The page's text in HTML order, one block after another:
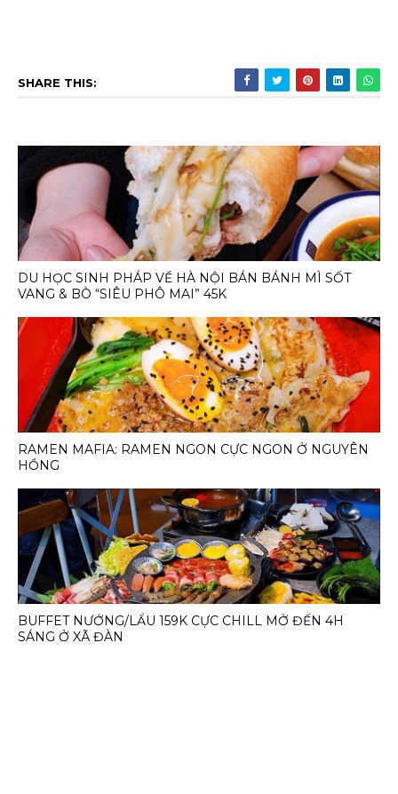
SHARE THIS:
DU HỌC SINH PHÁP VỀ HÀ NỘI BÁN BÁNH MÌ SỐT
VANG & BÒ “SIÊU PHÔ MAI” 45K
RAMEN MAFIA: RAMEN NGON CỰC NGON Ở NGUYÊN
HỒNG
BUFFET NƯỚNG/LẨU 159K CỰC CHILL MỞ ĐẾN 4H
SÁNG Ở XÃ ĐÀN